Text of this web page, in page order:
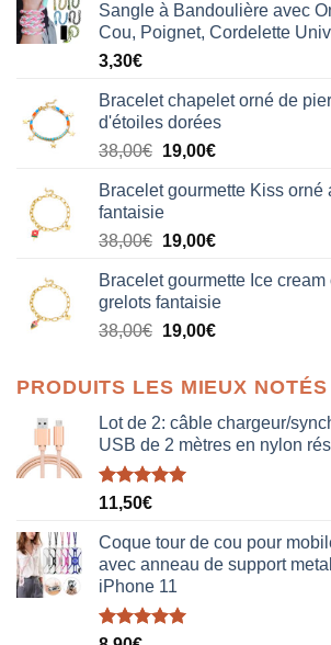
Sangle à Bandoulière avec
Cou, Poignet, Cordelette
3,30€
Bracelet chapelet orné de
d'étoiles dorées
38,00€ Le
initial
était :
38,00€.
19,00€Le
actuel
19,00€.
Bracelet gourmette Kiss orné
fantaisie
38,00€ Le
initial
était :
38,00€.
19,00€Le
actuel
est :
19,00€.
Bracelet gourmette Ice
grelots fantaisie
38,00€ Le
était :
38,00€.
19,00€Le
est :
19,00€.
PRODUITS LES MIEUX NOTÉS
Lot de 2: câble chargeur/
USB de 2 mètres en nylon
Note5.00
11,50€
Coque tour de cou pour
avec anneau de support
iPhone 11